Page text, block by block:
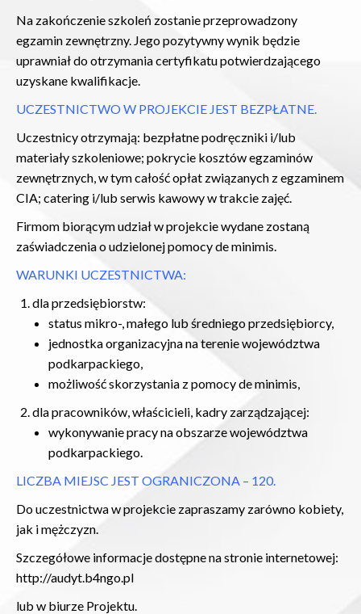
Na zakończenie szkoleń zostanie przeprowadzony
egzamin zewnętrzny. Jego pozytywny wynik będzie
uprawniał do otrzymania certyfikatu potwierdzającego
uzyskane kwalifikacje.
UCZESTNICTWO W PROJEKCIE JEST BEZPŁATNE.
Uczestnicy otrzymają: bezpłatne podręczniki i/lub
materiały szkoleniowe; pokrycie kosztów egzaminów
zewnętrznych, w tym całość opłat związanych z egzaminem
CIA; catering i/lub serwis kawowy w trakcie zajęć.
Firmom biorącym udział w projekcie wydane zostaną
zaświadczenia o udzielonej pomocy de minimis.
WARUNKI UCZESTNICTWA:
dla przedsiębiorstw:
status mikro-, małego lub średniego przedsiębiorcy,
jednostka organizacyjna na terenie województwa
podkarpackiego,
możliwość skorzystania z pomocy de minimis,
dla pracowników, właścicieli, kadry zarządzającej:
wykonywanie pracy na obszarze województwa
podkarpackiego.
LICZBA MIEJSC JEST OGRANICZONA – 120.
Do uczestnictwa w projekcie zapraszamy zarówno kobiety,
jak i mężczyzn.
Szczegółowe informacje dostępne na stronie internetowej:
http://audyt.b4ngo.pl
lub w biurze Projektu.